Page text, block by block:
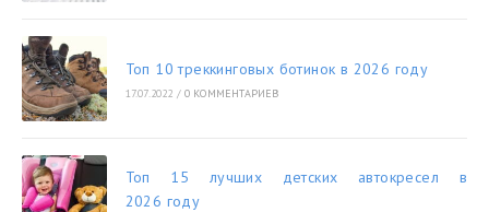
Топ 10 треккинговых ботинок в 2026 году
17.07.2022 / 0 КОММЕНТАРИЕВ
Топ 15 лучших детских автокресел в
2026 году